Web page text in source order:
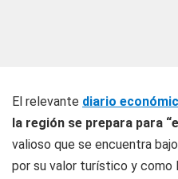
El relevante diario
la región se prepara para
valioso que se encuentra
por su valor turístico y como